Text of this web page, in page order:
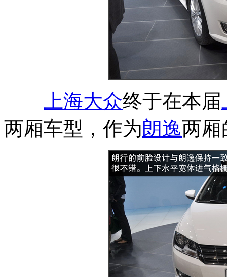
上海大众终于在本届
两厢车型，作为朗逸两厢